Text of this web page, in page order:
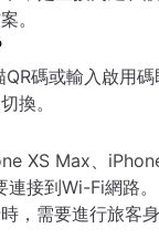
。
碼或輸入啟用
換。
XS Max、
接到Wi-Fi網路。
，需要進行旅客